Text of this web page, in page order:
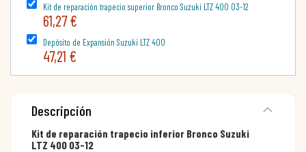
Kit de reparación trapecio superior Bronco Suzuki LTZ 400 03-12
61,27 €
Depósito de Expansión Suzuki LTZ 400
47,21 €
Descripción
Kit de reparación trapecio inferior Bronco Suzuki
LTZ 400 03-12